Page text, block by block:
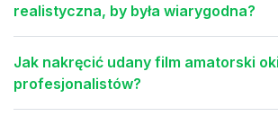
realistyczna, by była wiarygodna?
Jak nakręcić udany film amatorski
profesjonalistów?